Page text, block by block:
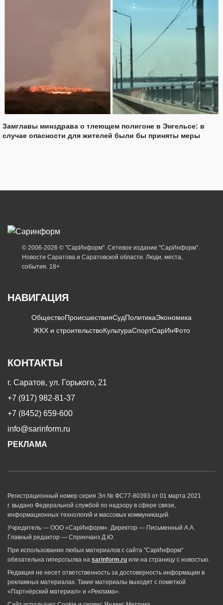
Замглавы минздрава о тлеющем полигоне в Энгельсе: в
случае опасности для жителей были бы приняты меры
© 2006-2026 © "СарИнформ". Сетевое издание "СарИнформ".
Новости Саратова и Саратовской области. Люди, места,
события. 18+
НАВИГАЦИЯ
ОбществоПроисшествияСудПолитикаЭкономика
ЖКХ и строительствоКультураСпортСарИнФото
КОНТАКТЫ
г. Саратов, ул. Горького, 21
+7 (917) 982-81-37
+7 (8452) 659-600
info@sarinform.ru
РЕКЛАМА
Регистрационный номер серия Эл № ФС77-80393 от 01 марта 2021
г. выдано Федеральной службой по надзору в сфере связи,
информационных технологий и массовых коммуникаций.
Учредитель — ООО «СарИнформ». Директор — Письменный А.А.
Главный редактор — Спринчанэ Д.Ю.
При использовании любых материалов с сайта "СарИнформ"
обязательна гиперссылка на sarinform.ru или на страницу с новостью.
Редакция не несет ответственность за достоверность информации в
рекламных материалах. Такие материалы выходят с пометкой
«Партнёрский материал» и «Реклама».